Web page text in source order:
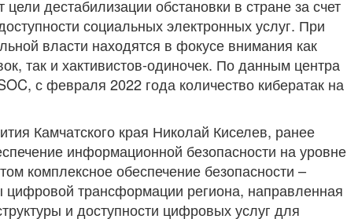
дестабилизации обстановки в стране за счет
социальных электронных услуг. При
власти находятся в фокусе внимания как
так и хактивистов-одиночек. По данным центра
с февраля 2022 года количество кибератак на
Камчатского края Николай Киселев, ранее
информационной безопасности на уровне
комплексное обеспечение безопасности –
трансформации региона, направленная
и доступности цифровых услуг для